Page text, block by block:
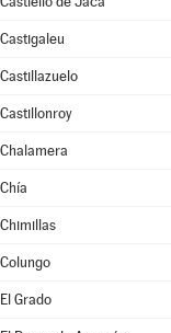
Castigaleu
Castillazuelo
Castillonroy
Chalamera
Chía
Chimillas
Colungo
El Grado